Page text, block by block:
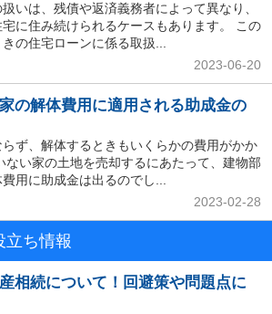
いは、残債や返済義務者によって異なり、
に住み続けられるケースもあります。 この
の住宅ローンに係る取扱...
2023-06-20
の解体費用に適用される助成金の
ず、解体するときもいくらかの費用がかか
ない家の土地を売却するにあたって、建物部
用に助成金は出るのでし...
2023-02-28
立ち情報
相続について！回避策や問題点に